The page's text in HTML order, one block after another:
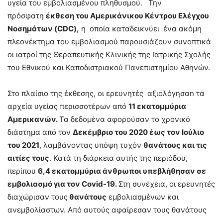
υγεία του εμβολιασμένου πληθυσμού. Την
πρόσφατη έκθεση του Αμερικάνικου Κέντρου Ελέγχου
Νοσημάτων (CDC), η οποία καταδεικνύει ένα ακόμη
πλεονέκτημα του εμβολιασμού παρουσιάζουν συνοπτικά
οι ιατροί της Θεραπευτικής Κλινικής της Ιατρικής Σχολής
του Εθνικού και Καποδιστριακού Πανεπιστημίου Αθηνών.
Στο πλαίσιο της έκθεσης, οι ερευνητές αξιολόγησαn τα
αρχεία υγείας περισσοτέρων από 11 εκατομμύρια
Αμερικανών.Τα δεδομένα αφορούσαν το χρονικό
διάστημα από τον Δεκέμβριο του 2020 έως τον Ιούλιο
του 2021, λαμβάνοντας υπόψη τυχόν θανάτους και τις
αιτίες τους. Κατά τη διάρκεια αυτής της περιόδου,
περίπου 6,4 εκατομμύρια άνθρωποι υπεβλήθησαν σε
εμβολιασμό για τον Covid-19. Στη συνέχεια, οι ερευνητές
διαχώρισαν τους θανάτους εμβολιασμένων και
ανεμβολίαστων. Από αυτούς αφαίρεσαν τους θανάτους